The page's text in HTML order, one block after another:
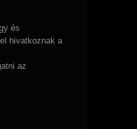
és
hivatkoznak a
az